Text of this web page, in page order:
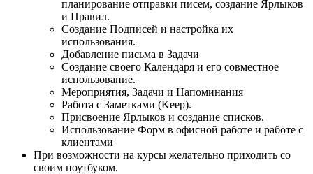
планирование отправки писем, создание Ярлыков
и Правил.
Создание Подписей и настройка их
использования.
Добавление письма в Задачи
Создание своего Календаря и его совместное
использование.
Мероприятия, Задачи и Напоминания
Работа с Заметками (Keep).
Присвоение Ярлыков и создание списков.
Использование Форм в офисной работе и работе с
клиентами
При возможности на курсы желательно приходить со
своим ноутбуком.